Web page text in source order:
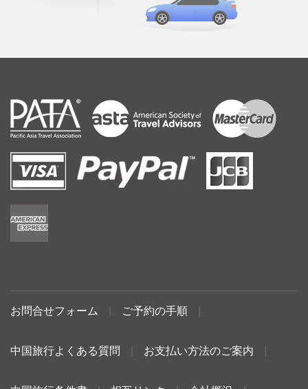
お問合せフォーム ご予約の手順
中国旅行よくある質問 お支払い方法のご案内